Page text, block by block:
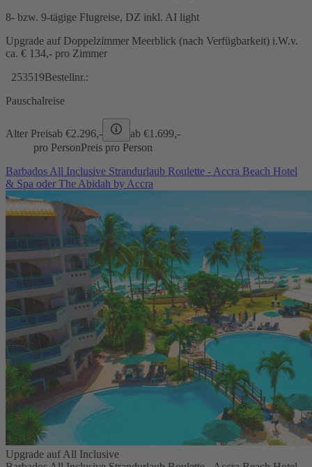
8- bzw. 9-tägige Flugreise, DZ inkl. AI light
Upgrade auf Doppelzimmer Meerblick (nach Verfügbarkeit) i.W.v.
ca. € 134,- pro Zimmer
253519Bestellnr.:
Pauschalreise
Alter Preisab €2.296,- ab €1.699,-
pro PersonPreis pro Person
Barbados All Inclusive Strandurlaub Roulette - Accra Beach Hotel
& Spa oder The Abidah by Accra
Upgrade auf All Inclusive